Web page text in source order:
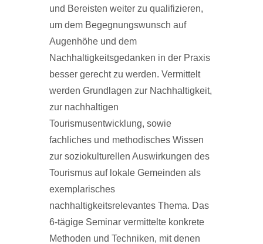
und Bereisten weiter zu qualifizieren,
um dem Begegnungswunsch auf
Augenhöhe und dem
Nachhaltigkeitsgedanken in der Praxis
besser gerecht zu werden. Vermittelt
werden Grundlagen zur Nachhaltigkeit,
zur nachhaltigen
Tourismusentwicklung, sowie
fachliches und methodisches Wissen
zur soziokulturellen Auswirkungen des
Tourismus auf lokale Gemeinden als
exemplarisches
nachhaltigkeitsrelevantes Thema. Das
6-tägige Seminar vermittelte konkrete
Methoden und Techniken, mit denen